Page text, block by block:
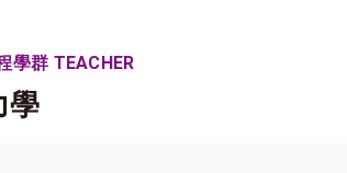
學群 TEACHER
學